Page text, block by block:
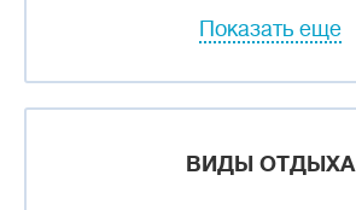
Показать еще
ВИДЫ ОТДЫХА